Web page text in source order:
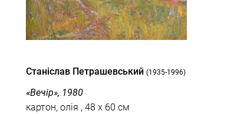
Станіслав Петрашевський (1935-1996)
«Вечір», 1980
картон, олія , 48 x 60 см